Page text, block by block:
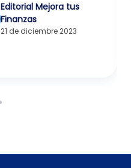
Editorial Mejora tus
Finanzas
21 de diciembre 2023